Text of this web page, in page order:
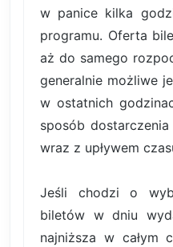
w panice kilka
programu. Oferta
aż do samego
generalnie możliwe
w ostatnich
sposób
wraz z upływem
Jeśli chodzi o
biletów w dniu
najniższa w całym